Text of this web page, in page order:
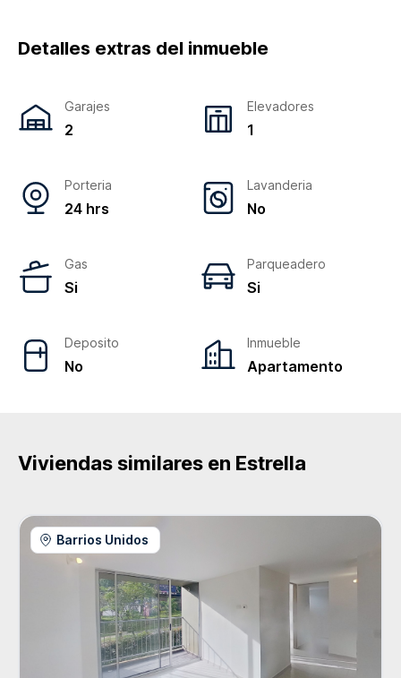
Detalles extras del inmueble
Garajes
2
Elevadores
1
Porteria
24 hrs
Lavanderia
No
Gas
Si
Parqueadero
Si
Deposito
No
Inmueble
Apartamento
Viviendas similares en Estrella
Barrios Unidos